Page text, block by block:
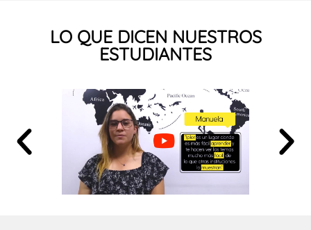
LO QUE DICEN NUESTROS
ESTUDIANTES